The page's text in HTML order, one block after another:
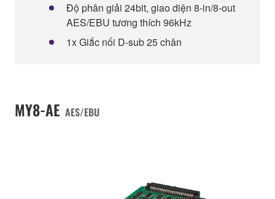
Độ phân giải 24bit, giao diện 8-in/8-out
AES/EBU tương thích 96kHz
1x Giắc nối D-sub 25 chân
MY8-AE AES/EBU